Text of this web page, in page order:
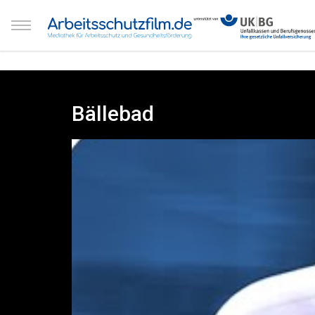
Bällebad